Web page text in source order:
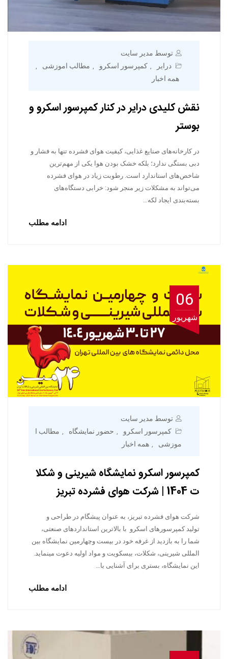
توسط مدیر سایت
درایر
, کمپرسور اسکرو , مطالب اموزشی ,
همه اخبار
نقش کلیدی درایر در کنار کمپرسور اسکرو و
بوستر
در کارخانه‌های صنایع غذایی، کیفیت هوای فشرده تنها به فشار و
دبی بستگی ندارد؛ بلکه خشک بودن هوا یکی از مهم‌ترین
شاخص‌های استاندارد است. رطوبت زیاد در هوای فشرده
می‌تواند به مشکلات زیر منجر شود: خرابی دستگاه‌های
بسته‌بندی ایجاد لکه…
ادامه مطلب
06
شهریور
توسط مدیر سایت
کمپرسور اسکرو
, حضور نمایشگاه , مطالب ا
موزشی
, همه اخبار
کمپرسور اسکرو نمایشگاه شیرینی و شکلا
ت 1404 | شرکت هوای فشرده تبریز
شرکت هوای فشرده تبریز، به عنوان پیشگام در طراحی و
تولید کمپرسورهای اسکرو با بالاترین استانداردهای صنعتی،
شما را به بازدید از غرفه خود در بیست وچهارمین نمایشگاه بین
المللی شیرینی، شکلات، بیسکویت و مواد اولیه دعوت مینماید.
این نمایشگاه، بستری برای آشنایی با…
ادامه مطلب